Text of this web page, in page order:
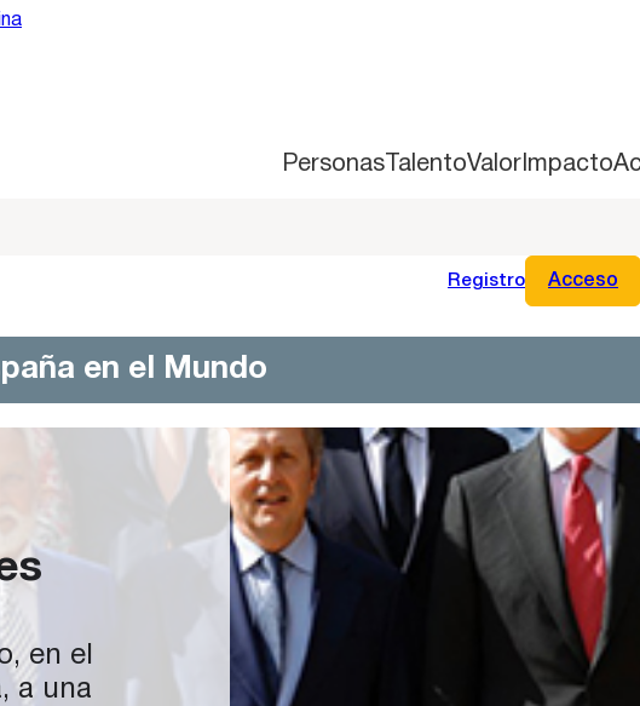
PersonasTalentoValorImpacto
Registro Acceso
en el Mundo
en el
a una